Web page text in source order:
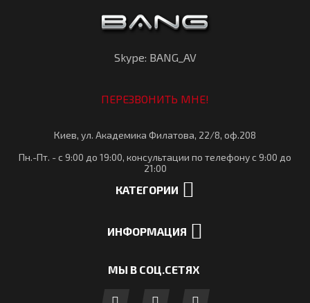
Skype: BANG_AV
ПЕРЕЗВОНИТЬ МНЕ!
Киев, ул. Академика Филатова, 22/8, оф.208
Пн.-Пт. - с 9:00 до 19:00, консультации по телефону с 9:00 до
21:00
КАТЕГОРИИ
ИНФОРМАЦИЯ
МЫ В СОЦ.СЕТЯХ